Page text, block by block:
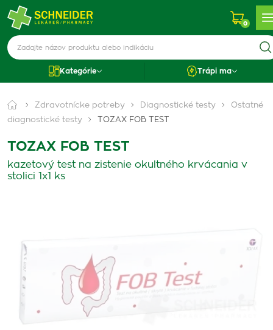
0
Kategórie Trápi ma
Zdravotnícke potreby Diagnostické testy
Ostatné
diagnostické testy
TOZAX FOB TEST
TOZAX FOB TEST
kazetový test na zistenie okultného krvácania v
stolici 1x1 ks